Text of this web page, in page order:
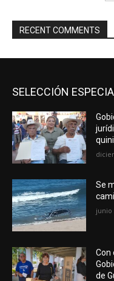
RECENT COMMENTS
SELECCIÓN
Se
junio
Con
de